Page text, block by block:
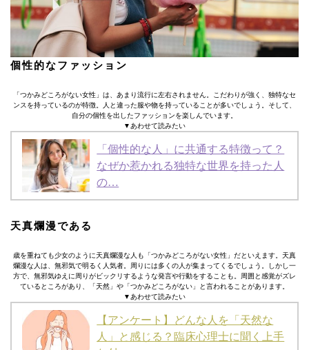
個性的なファッション
「つかみどころがない女性」は、あまり流行に左右されません。こだわりが強く、独特なセ
ンスを持っているのが特徴。人と違った服や物を持っていることが多いでしょう。そして、
自分の個性を出したファッションを楽しんでいます。
▼あわせて読みたい
「個性的な人」に共通する特徴って？
なぜか惹かれる独特な世界を持った人
の…
天真爛漫である
歳を重ねても少女のように天真爛漫な人も「つかみどころがない女性」だといえます。天真
爛漫な人は、無邪気で明るく人気者。周りには多くの人が集まってくるでしょう。しかし一
方で、無邪気ゆえに周りがビックリするような発言や行動をすることも。周囲と感覚がズレ
ているところがあり、「天然」や「つかみどころがない」と言われることがあります。
▼あわせて読みたい
【アンケート】どんな人を「天然な
人」と感じる？臨床心理士に聞く上手